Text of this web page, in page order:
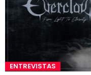
ENTREVISTAS